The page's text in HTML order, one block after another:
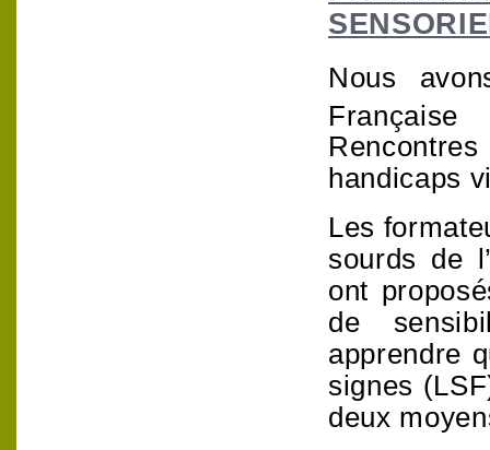
Nous
handicaps
Les
sourds de
ont
de
apprendre
signes
deux